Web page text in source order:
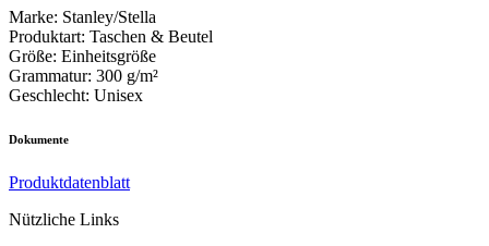
Marke: Stanley/Stella
Produktart: Taschen & Beutel
Größe: Einheitsgröße
Grammatur: 300 g/m²
Geschlecht: Unisex
Dokumente
Produktdatenblatt
Nützliche Links